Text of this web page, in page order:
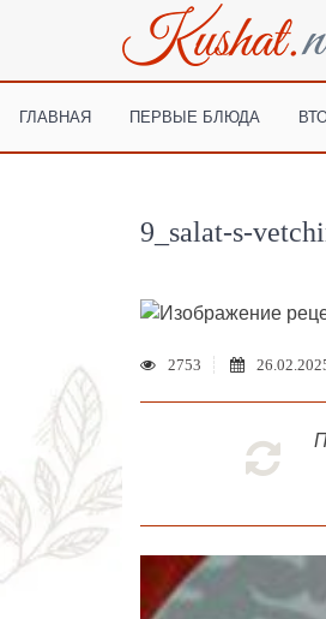
ГЛАВНАЯ ПЕРВЫЕ БЛЮДА
9_salat-s-
2753